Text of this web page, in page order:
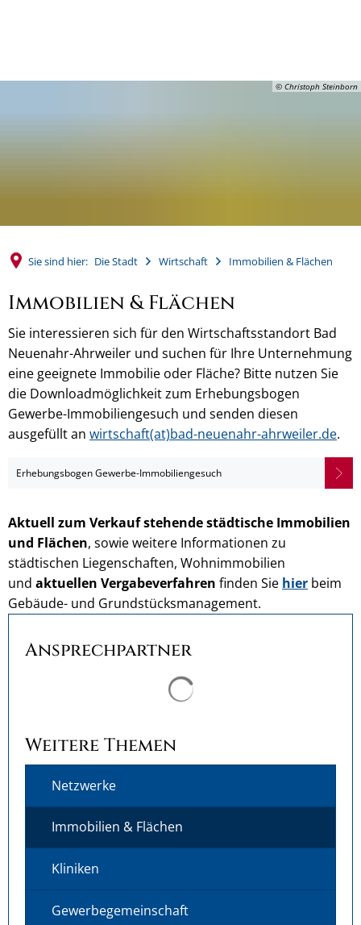
© Christoph Steinborn
Sie sind hier: Die Stadt Wirtschaft Immobilien & Flächen
Immobilien
&
Flächen
Immobilien & Flächen
Sie interessieren sich für den Wirtschaftsstandort Bad
Neuenahr-Ahrweiler und suchen für Ihre Unternehmung
eine geeignete Immobilie oder Fläche? Bitte nutzen Sie
die Downloadmöglichkeit zum Erhebungsbogen
Gewerbe-Immobiliengesuch und senden diesen
ausgefüllt an wirtschaft(at)bad-neuenahr-ahrweiler.de.
Erhebungsbogen Gewerbe-Immobiliengesuch
Aktuell zum Verkauf stehende städtische Immobilien
und Flächen, sowie weitere Informationen zu
städtischen Liegenschaften, Wohnimmobilien
und aktuellen Vergabeverfahren finden Sie hier beim
Gebäude- und Grundstücksmanagement.
Ansprechpartner
Weitere Themen
Netzwerke
Immobilien & Flächen
Kliniken
Gewerbegemeinschaft